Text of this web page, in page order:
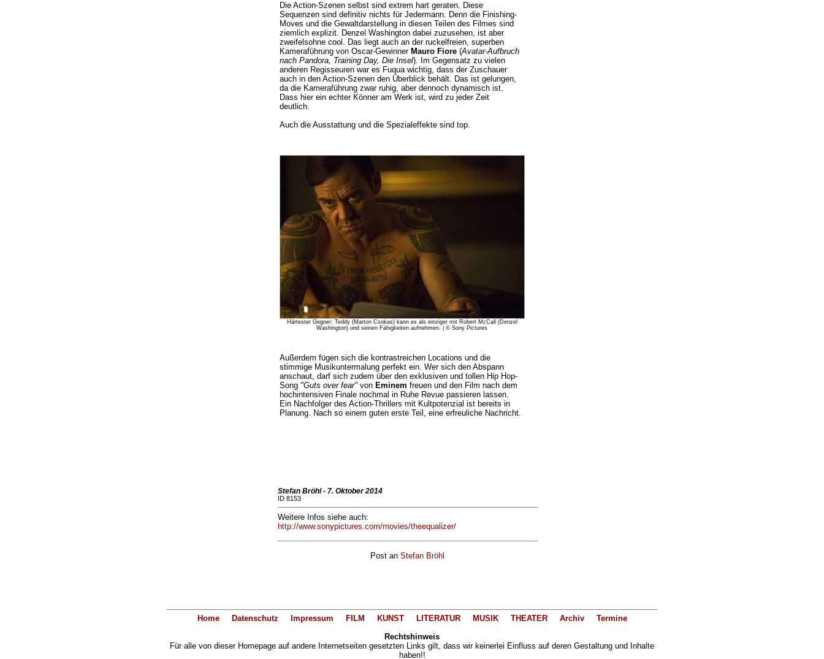
Die Action-Szenen selbst sind extrem hart geraten. Diese
Sequenzen sind definitiv nichts für Jedermann. Denn die Finishing-
Moves und die Gewaltdarstellung in diesen Teilen des Filmes sind
ziemlich explizit. Denzel Washington dabei zuzusehen, ist aber
zweifelsohne cool. Das liegt auch an der ruckelfreien, superben
Kameraführung von Oscar-Gewinner Mauro Fiore(Avatar-Aufbruch
nach Pandora, Training Day, Die Insel). Im Gegensatz zu vielen
anderen Regisseuren war es Fuqua wichtig, dass der Zuschauer
auch in den Action-Szenen den Überblick behält. Das ist gelungen,
da die Kameraführung zwar ruhig, aber dennoch dynamisch ist.
Dass hier ein echter Könner am Werk ist, wird zu jeder Zeit
deutlich.
Auch die Ausstattung und die Spezialeffekte sind top.
Härtester Gegner: Teddy (Marton Csokas) kann es als einziger mit Robert McCall (Denzel
Washington) und seinen Fähigkeiten aufnehmen. | © Sony Pictures
Außerdem fügen sich die kontrastreichen Locations und die
stimmige Musikuntermalung perfekt ein. Wer sich den Abspann
anschaut, darf sich zudem über den exklusiven und tollen Hip Hop-
Song "Guts over fear"von Eminem freuen und den Film nach dem
hochintensiven Finale nochmal in Ruhe Revue passieren lassen.
Ein Nachfolger des Action-Thrillers mit Kultpotenzial ist bereits in
Planung. Nach so einem guten erste Teil, eine erfreuliche Nachricht.
Stefan Bröhl - 7. Oktober 2014
ID 8153
Weitere Infos siehe auch:
http://www.sonypictures.com/movies/theequalizer/
Post an Stefan Bröhl
Home Datenschutz Impressum FILM KUNST LITERATUR MUSIK THEATER Archiv
Termine
Rechtshinweis
Für alle von dieser Homepage auf andere Internetseiten gesetzten Links gilt, dass wir keinerlei Einfluss auf deren Gestaltung und Inhalte
haben!!